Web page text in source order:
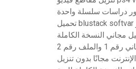
رقم 2
مجانًا بدون تنزيل